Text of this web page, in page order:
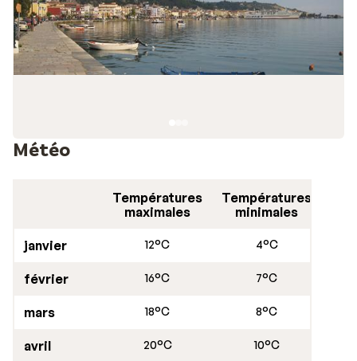
Météo
Températures
maximales
Températures
minimales
janvier 12°C 4°C
février 16°C 7°C
mars 18°C 8°C
avril 20°C 10°C